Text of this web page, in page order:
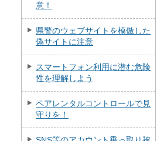
意！
県警のウェブサイトを模倣した
偽サイトに注意
スマートフォン利用に潜む危険
性を理解しよう
ペアレンタルコントロールで見
守りを！